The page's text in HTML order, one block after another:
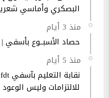
البصكري وأماسي
منذ 3 أيام
حصاد الأسبــوع بأسفي | 4 غشت 2026
منذ 5 أيام
للالتزامات وليس الوعود